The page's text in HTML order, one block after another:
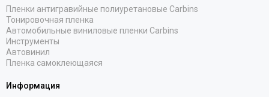
Пленки антигравийные полиуретановые Carbins
Тонировочная пленка
Автомобильные виниловые пленки Carbins
Инструменты
Автовинил
Пленка самоклеющаяся
Информация